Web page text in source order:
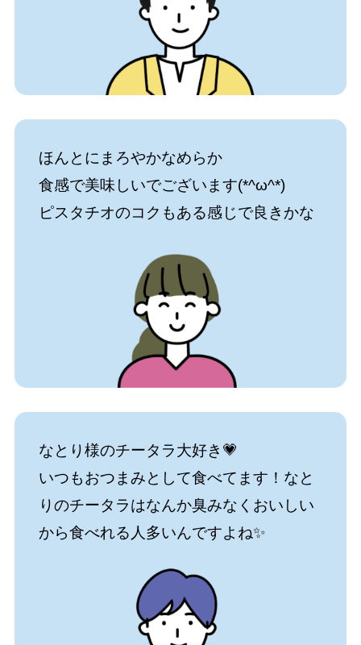
ほんとにまろやかなめらか
食感で美味しいでございます(*^ω^*)
ピスタチオのコクもある感じで良きかな
なとり様のチータラ大好き💗
いつもおつまみとして食べてます！なと
りのチータラはなんか臭みなくおいしい
から食べれる人多いんですよね✨